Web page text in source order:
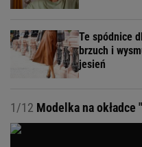
Te spódnice
brzuch i
jesień
1/12 Modelka na okładce